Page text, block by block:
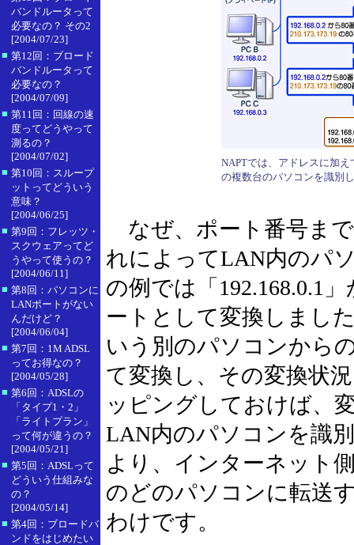
バンドルータって
必要なの？ その2
[2004/07/23]
■ 第12回：ブロード
バンドルータって
必要なの？
[2004/07/09]
■ 第11回：回線の速
度ってどうやって
測るの？
[2004/07/02]
■ 第10回：スループ
ットってどういう
意味？
[2004/06/25]
■ 第9回：フレッツ・
スクウェアってど
うやって使うの？
[2004/06/11]
■ 第8回：パソコンに
LANポートがない
んだけど？
[2004/06/04]
■ 第7回：1M ADSL
ってお得なの？
[2004/05/28]
■ 第6回：ADSLの
「タイプ1・2」
「ライトプラン」
って何が違うの？
[2004/05/21]
■ 第5回：ADSLって
どういう仕組みな
の？
[2004/05/14]
■ 第4回：ブロードバ
ンドをはじめたい
NAPTでは、アドレスに加
の複数台のパソコンを識別
なぜ、ポート番号ま
れによってLAN内のパ
の例では「192.168.0.1
ートとして変換しまし
いう別のパソコンから
て変換し、その変換状
ッピングしておけば、
LAN内のパソコンを識
より、インターネット
のどのパソコンに転送
わけです。